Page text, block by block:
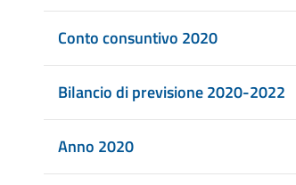
Conto consuntivo 2020
Bilancio di previsione 2020-2022
Anno 2020